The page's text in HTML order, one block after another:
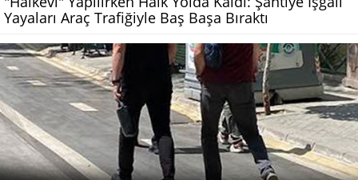
Yayaları Araç Trafiğiyle Baş Başa Bıraktı